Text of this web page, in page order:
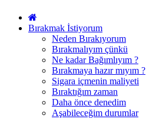
Bırakmak İstiyorum
Neden Bırakıyorum
Bırakmalıyım çünkü
Ne kadar Bağımlıyım ?
Bırakmaya hazır mıyım ?
Sigara içmenin maliyeti
Bıraktığım zaman
Daha önce denedim
Aşabileceğim durumlar